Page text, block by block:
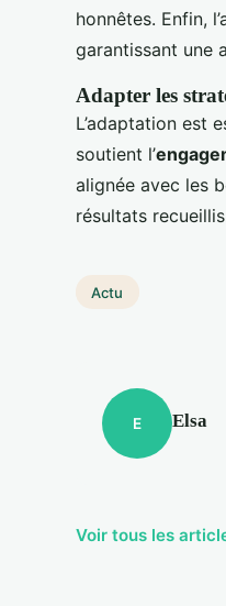
honnêtes. Enfin,
garantissant une
Adapter les
L’adaptation est
soutient l’
alignée avec les
résultats
Actu
E Elsa
Voir tous les